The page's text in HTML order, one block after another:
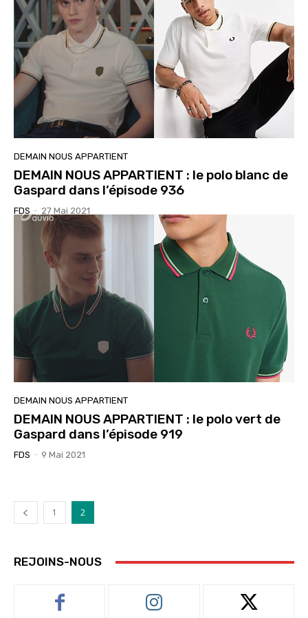
DEMAIN NOUS APPARTIENT
DEMAIN NOUS APPARTIENT : le polo blanc de
Gaspard dans l’épisode 936
FDS - 27 Mai 2021
DEMAIN NOUS APPARTIENT
DEMAIN NOUS APPARTIENT : le polo vert de
Gaspard dans l’épisode 919
FDS - 9 Mai 2021
1 2
REJOINS-NOUS